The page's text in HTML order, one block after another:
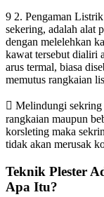
9 2. Pengaman
sekering, adalah alat
dengan melelehkan
kawat tersebut dialiri
arus termal, biasa
memutus rangkaian
 Melindungi sekring
rangkaian maupun
korsleting maka
tidak akan merusak
Teknik Plester
Apa Itu?